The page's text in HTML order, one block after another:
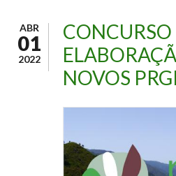
ABR
01
2022
CONCURSO
NOVOS